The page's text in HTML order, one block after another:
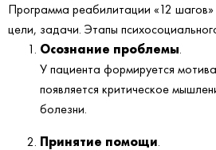
Программа реабилитации «12 шагов»
цели, задачи. Этапы
Осознание проблемы
У пациента формируется
появляется критическое
болезни.
Принятие помощи